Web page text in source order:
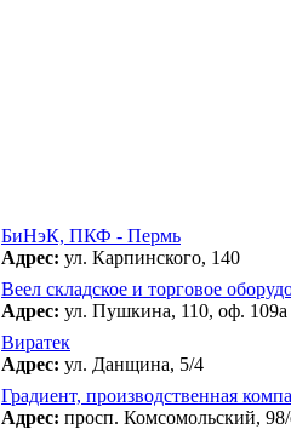
БиНэК, ПКФ - Пермь
Адрес: ул. Карпинского, 140
Веел складское и торговое
Адрес: ул. Пушкина, 110, оф. 109а
Виратек
Адрес: ул. Данщина, 5/4
Градиент, производственная
Адрес: просп. Комсомольский, 98/